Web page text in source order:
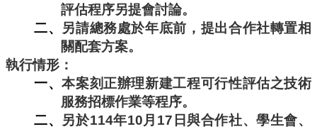
評估程序另提會討論。
二、 另請總務處於年底前，提出合作社轉置相
關配套方案。
執行情形：
一、本案刻正辦理新建工程可行性評估之技術
服務招標作業等程序。
二、 另於114年10月 17 日與合作社、學生會、